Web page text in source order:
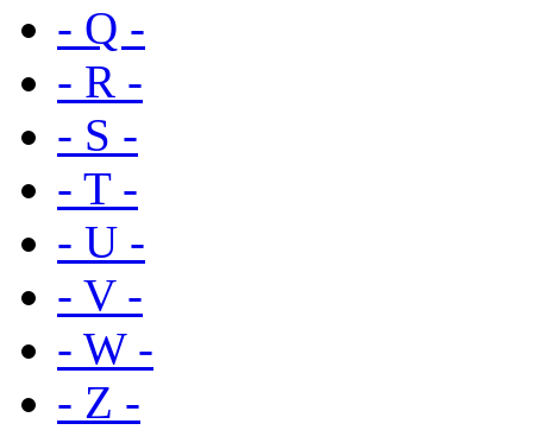
- Q -
- R -
- S -
- T -
- U -
- V -
- W -
- Z -